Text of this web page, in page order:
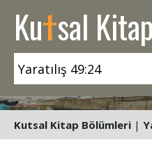
Kutsal Kitap
Kutsal Kitap Bölümleri |